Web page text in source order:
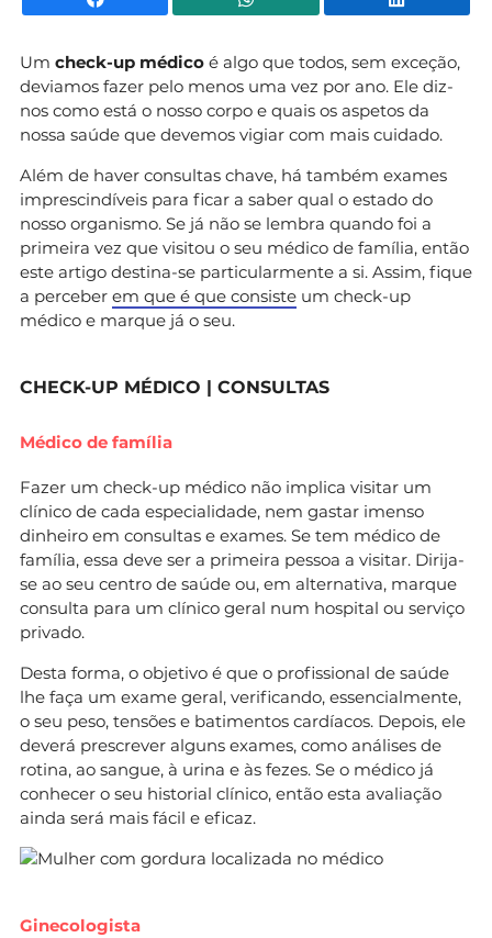
Um check-up médico é algo que todos, sem exceção,
deviamos fazer pelo menos uma vez por ano. Ele diz-
nos como está o nosso corpo e quais os aspetos da
nossa saúde que devemos vigiar com mais cuidado.
Além de haver consultas chave, há também exames
imprescindíveis para ficar a saber qual o estado do
nosso organismo. Se já não se lembra quando foi a
primeira vez que visitou o seu médico de família, então
este artigo destina-se particularmente a si. Assim, fique
a perceber em que é que consiste um check-up
médico e marque já o seu.
CHECK-UP MÉDICO | CONSULTAS
Médico de família
Fazer um check-up médico não implica visitar um
clínico de cada especialidade, nem gastar imenso
dinheiro em consultas e exames. Se tem médico de
família, essa deve ser a primeira pessoa a visitar. Dirija-
se ao seu centro de saúde ou, em alternativa, marque
consulta para um clínico geral num hospital ou serviço
privado.
Desta forma, o objetivo é que o profissional de saúde
lhe faça um exame geral, verificando, essencialmente,
o seu peso, tensões e batimentos cardíacos. Depois, ele
deverá prescrever alguns exames, como análises de
rotina, ao sangue, à urina e às fezes. Se o médico já
conhecer o seu historial clínico, então esta avaliação
ainda será mais fácil e eficaz.
Ginecologista